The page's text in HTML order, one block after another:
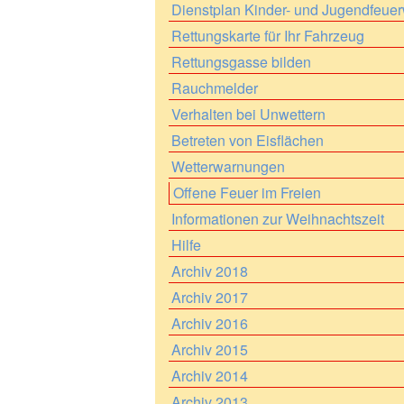
Dienstplan Kinder- und
Rettungskarte für Ihr Fahrzeug
Rettungsgasse bilden
Rauchmelder
Verhalten bei Unwettern
Betreten von Eisflächen
Wetterwarnungen
Offene Feuer im Freien
Informationen zur Weihnachtszeit
Hilfe
Archiv 2018
Archiv 2017
Archiv 2016
Archiv 2015
Archiv 2014